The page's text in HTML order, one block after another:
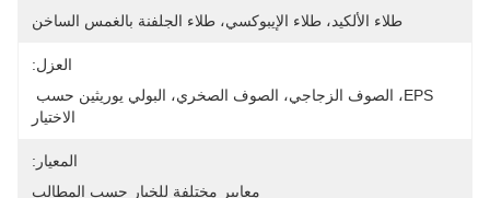
طلاء الألكيد، طلاء الإيبوكسي، طلاء الجلفنة بالغمس الساخن
العزل:
الاختيار
المعيار:
معايير مختلفة للخيار حسب المطالب